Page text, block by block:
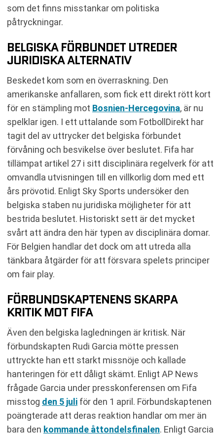
som det finns misstankar om politiska
påtryckningar.
BELGISKA FÖRBUNDET UTREDER
JURIDISKA ALTERNATIV
Beskedet kom som en överraskning. Den
amerikanske anfallaren, som fick ett direkt rött kort
för en stämpling mot Bosnien-Hercegovina, är nu
spelklar igen. I ett uttalande som FotbollDirekt har
tagit del av uttrycker det belgiska förbundet
förvåning och besvikelse över beslutet. Fifa har
tillämpat artikel 27 i sitt disciplinära regelverk för att
omvandla utvisningen till en villkorlig dom med ett
års prövotid. Enligt Sky Sports undersöker den
belgiska staben nu juridiska möjligheter för att
bestrida beslutet. Historiskt sett är det mycket
svårt att ändra den här typen av disciplinära domar.
För Belgien handlar det dock om att utreda alla
tänkbara åtgärder för att försvara spelets principer
om fair play.
FÖRBUNDSKAPTENENS SKARPA
KRITIK MOT FIFA
Även den belgiska lagledningen är kritisk. När
förbundskapten Rudi Garcia mötte pressen
uttryckte han ett starkt missnöje och kallade
hanteringen för ett dåligt skämt. Enligt AP News
frågade Garcia under presskonferensen om Fifa
misstog den 5 juli för den 1 april. Förbundskaptenen
poängterade att deras reaktion handlar om mer än
bara den kommande åttondelsfinalen. Enligt Garcia